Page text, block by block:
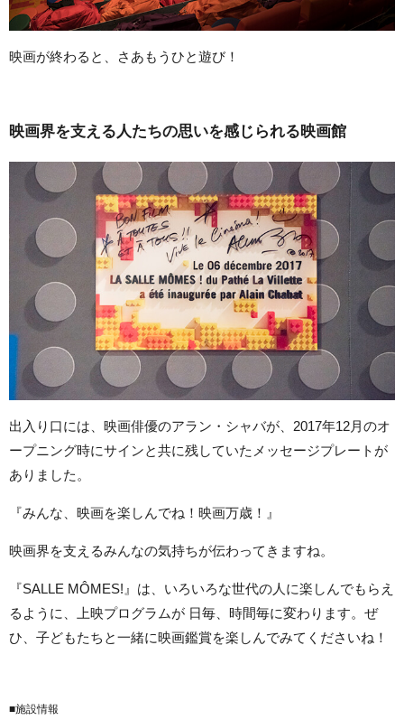
映画が終わると、さあもうひと遊び！
映画界を支える人たちの思いを感じられる映画館
出入り口には、映画俳優のアラン・シャバが、2017年12月のオ
ープニング時にサインと共に残していたメッセージプレートが
ありました。
『みんな、映画を楽しんでね！映画万歳！』
映画界を支えるみんなの気持ちが伝わってきますね。
『SALLE MÔMES!』は、いろいろな世代の人に楽しんでもらえ
るように、上映プログラムが 日毎、時間毎に変わります。ぜ
ひ、子どもたちと一緒に映画鑑賞を楽しんでみてくださいね！
■施設情報